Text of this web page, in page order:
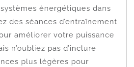
énergétiques dans
des séances d’entraînement
améliorer votre puissance
n’oubliez pas d’inclure
plus légères pour